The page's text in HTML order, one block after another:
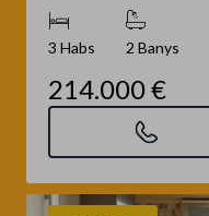
3 Habs 2 Banys
214.000 €